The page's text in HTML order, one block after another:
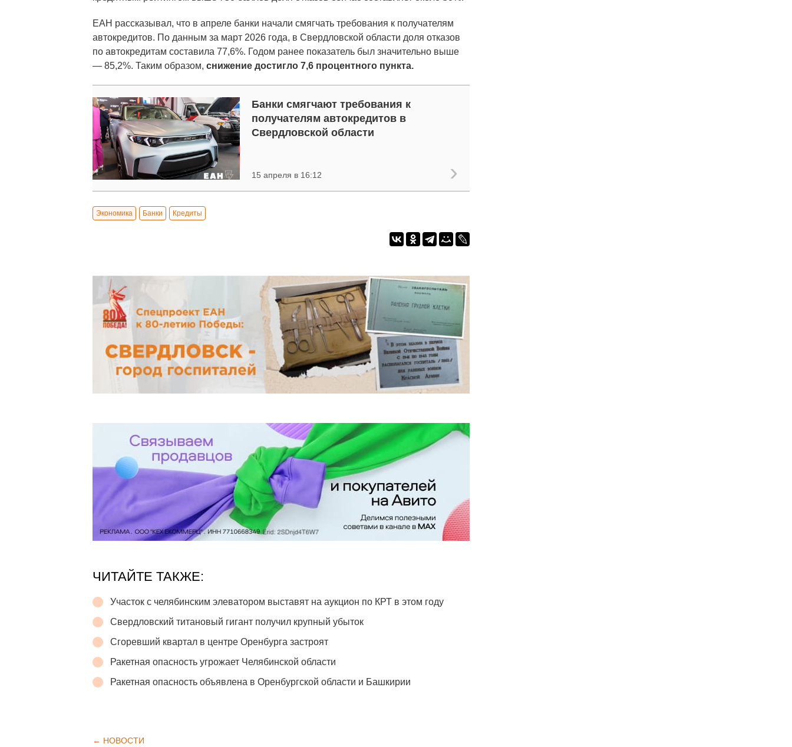
ЕАН рассказывал, что в апреле банки начали смягчать требования к получателям
автокредитов. По данным за март 2026 года, в Свердловской области доля отказов
по автокредитам составила 77,6%. Годом ранее показатель был значительно выше
— 85,2%. Таким образом, снижение достигло 7,6 процентного пункта.
Банки смягчают требования к
получателям автокредитов в
Свердловской области
15 апреля в 16:12
Экономика Банки Кредиты
ЧИТАЙТЕ ТАКЖЕ:
Участок с челябинским элеватором выставят на аукцион по КРТ в этом году
Свердловский титановый гигант получил крупный убыток
Сгоревший квартал в центре Оренбурга застроят
Ракетная опасность угрожает Челябинской области
Ракетная опасность объявлена в Оренбургской области и Башкирии
← НОВОСТИ